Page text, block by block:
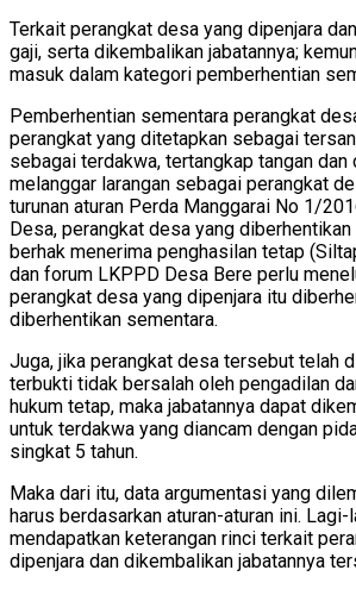
Terkait perangkat desa yang dipenjara
gaji, serta dikembalikan jabatannya;
masuk dalam kategori pemberhentian
Pemberhentian sementara perangkat
perangkat yang ditetapkan sebagai
sebagai terdakwa, tertangkap tangan dan
melanggar larangan sebagai perangkat
turunan aturan Perda Manggarai No 1/
Desa, perangkat desa yang
berhak menerima penghasilan tetap
dan forum LKPPD Desa Bere perlu
perangkat desa yang dipenjara itu
diberhentikan sementara.
Juga, jika perangkat desa tersebut telah
terbukti tidak bersalah oleh pengadilan
hukum tetap, maka jabatannya dapat
untuk terdakwa yang diancam dengan
singkat 5 tahun.
Maka dari itu, data argumentasi yang
harus berdasarkan aturan-aturan ini.
mendapatkan keterangan rinci terkait
dipenjara dan dikembalikan jabatannya